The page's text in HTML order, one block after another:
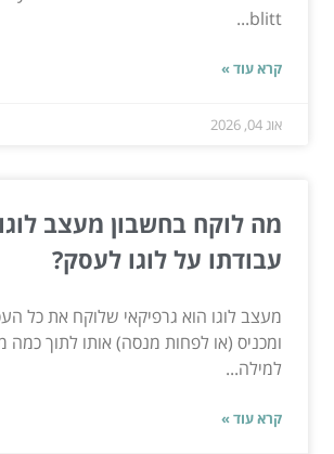
blitt...
קרא עוד »
אוג 04, 2026
מה לוקח בחשבון מעצב
עבודתו על לוגו לעסק?
מעצב לוגו הוא גרפיקאי שלוקח את כל
ומכניס (או לפחות מנסה) אותו לתוך כמה
למילה...
קרא עוד »